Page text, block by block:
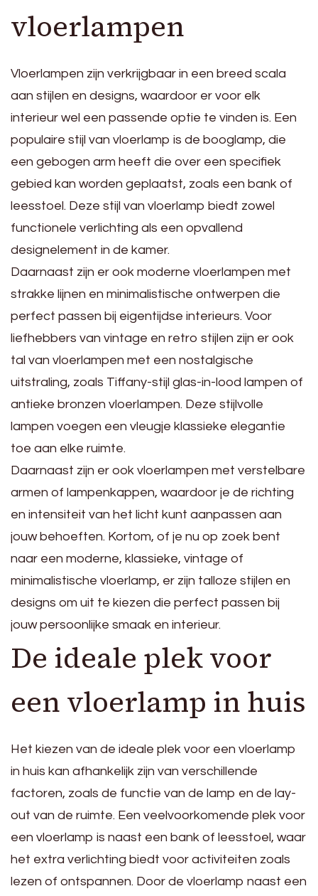
vloerlampen
Vloerlampen zijn verkrijgbaar in een breed scala
aan stijlen en designs, waardoor er voor elk
interieur wel een passende optie te vinden is. Een
populaire stijl van vloerlamp is de booglamp, die
een gebogen arm heeft die over een specifiek
gebied kan worden geplaatst, zoals een bank of
leesstoel. Deze stijl van vloerlamp biedt zowel
functionele verlichting als een opvallend
designelement in de kamer.
Daarnaast zijn er ook moderne vloerlampen met
strakke lijnen en minimalistische ontwerpen die
perfect passen bij eigentijdse interieurs. Voor
liefhebbers van vintage en retro stijlen zijn er ook
tal van vloerlampen met een nostalgische
uitstraling, zoals Tiffany-stijl glas-in-lood lampen of
antieke bronzen vloerlampen. Deze stijlvolle
lampen voegen een vleugje klassieke elegantie
toe aan elke ruimte.
Daarnaast zijn er ook vloerlampen met verstelbare
armen of lampenkappen, waardoor je de richting
en intensiteit van het licht kunt aanpassen aan
jouw behoeften. Kortom, of je nu op zoek bent
naar een moderne, klassieke, vintage of
minimalistische vloerlamp, er zijn talloze stijlen en
designs om uit te kiezen die perfect passen bij
jouw persoonlijke smaak en interieur.
De ideale plek voor
een vloerlamp in huis
Het kiezen van de ideale plek voor een vloerlamp
in huis kan afhankelijk zijn van verschillende
factoren, zoals de functie van de lamp en de lay-
out van de ruimte. Een veelvoorkomende plek voor
een vloerlamp is naast een bank of leesstoel, waar
het extra verlichting biedt voor activiteiten zoals
lezen of ontspannen. Door de vloerlamp naast een